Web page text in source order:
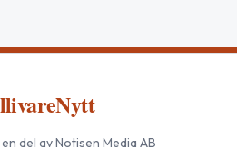
del av Notisen Media AB